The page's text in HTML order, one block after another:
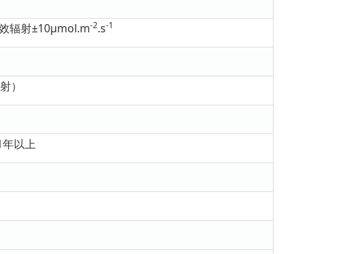
辐射±10μmol.m-2.s-1
）
以上